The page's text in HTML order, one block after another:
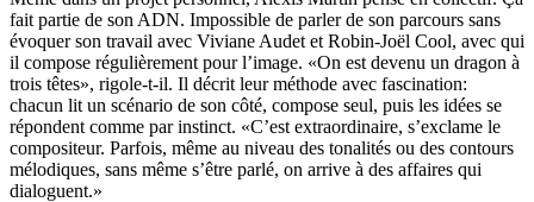
fait partie de son ADN. Impossible de parler de son parcours sans
évoquer son travail avec Viviane Audet et Robin-Joël Cool, avec qui
il compose régulièrement pour l’image. «On est devenu un dragon à
trois têtes», rigole-t-il. Il décrit leur méthode avec fascination:
chacun lit un scénario de son côté, compose seul, puis les idées se
répondent comme par instinct. «C’est extraordinaire, s’exclame le
compositeur. Parfois, même au niveau des tonalités ou des contours
mélodiques, sans même s’être parlé, on arrive à des affaires qui
dialoguent.»